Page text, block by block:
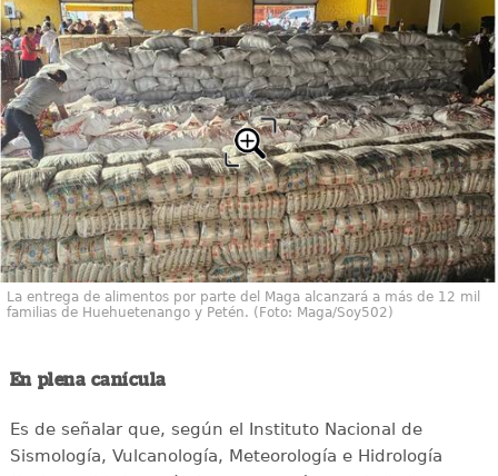
La entrega de alimentos por parte del Maga alcanzará a más de 12 mil
familias de Huehuetenango y Petén. (Foto: Maga/Soy502)
En plena canícula
Es de señalar que, según el Instituto Nacional de
Sismología, Vulcanología, Meteorología e Hidrología